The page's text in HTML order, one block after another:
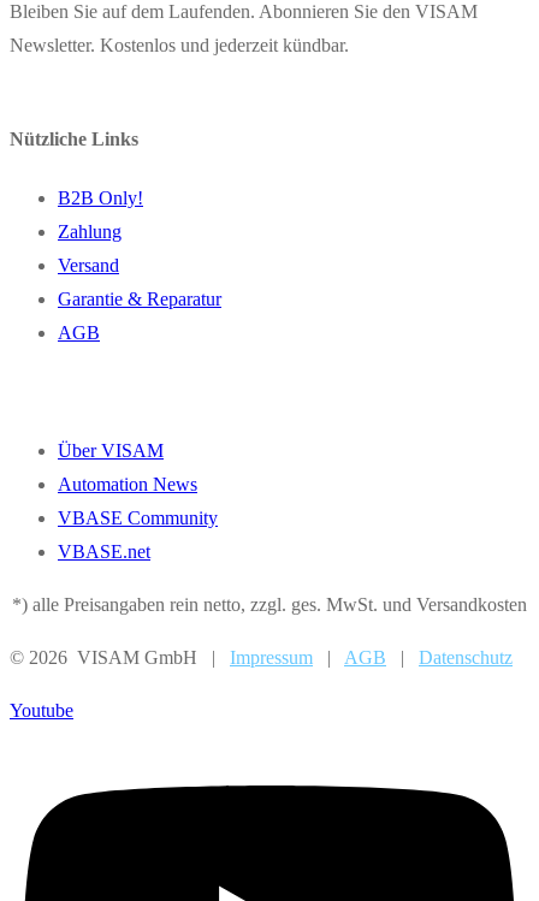
Bleiben Sie auf dem Laufenden. Abonnieren Sie den VISAM
Newsletter. Kostenlos und jederzeit kündbar.
Nützliche Links
B2B Only!
Zahlung
Versand
Garantie & Reparatur
AGB
Über VISAM
Automation News
VBASE Community
VBASE.net
*) alle Preisangaben rein netto, zzgl. ges. MwSt. und Versandkosten
© 2026 VISAM GmbH | Impressum | AGB | Datenschutz
Youtube